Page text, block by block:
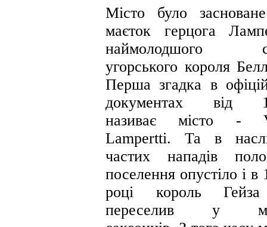
Місто було
маєток герцога
наймолодшого
угорського короля
Перша згадка в
документах від
називає місто -
Lampertti. Та в
частих нападів
поселення опустіло і в
році король
переселив у